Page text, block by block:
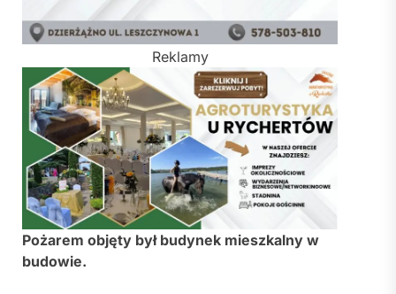
Reklamy
Pożarem objęty był budynek mieszkalny w
budowie.